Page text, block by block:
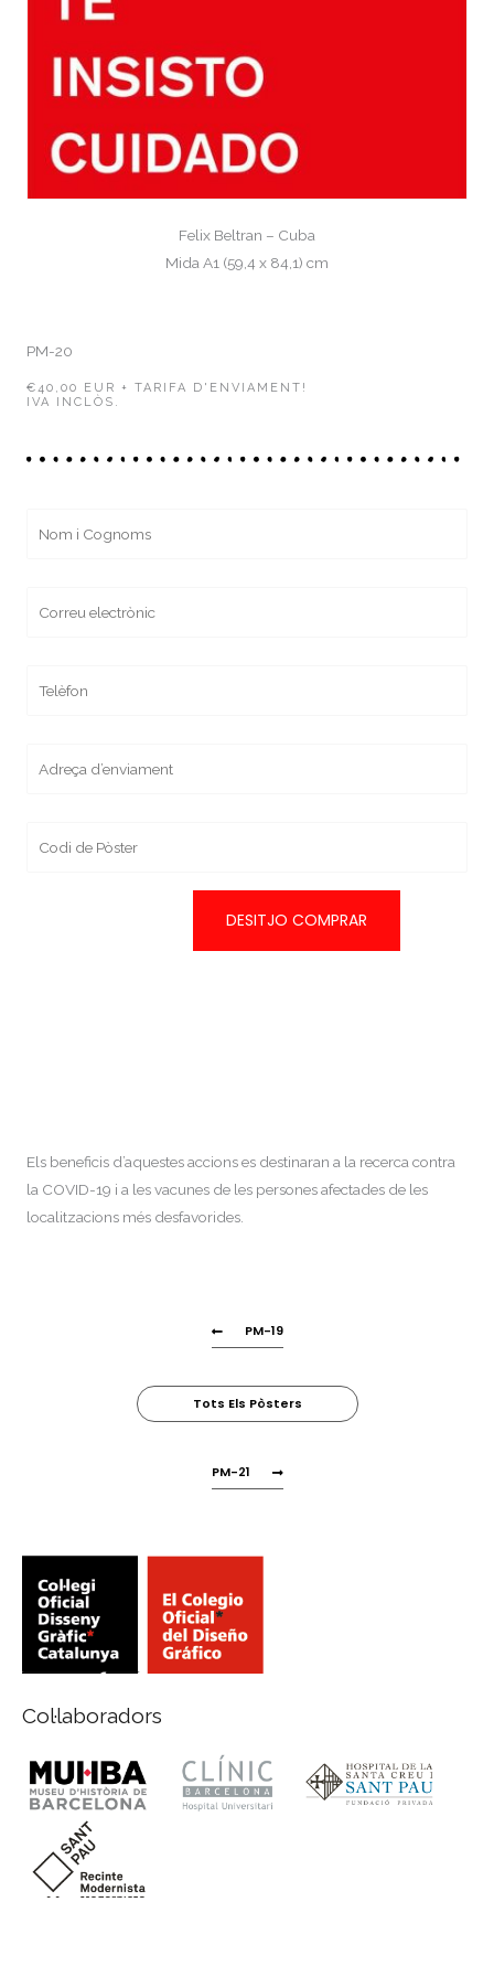
Felix Beltran – Cuba
Mida A1 (59,4 x 84,1) cm
PM-20
€40,00 EUR + TARIFA D'ENVIAMENT!
IVA INCLÒS.
Els beneficis d’aquestes accions es destinaran a la recerca contra
la COVID-19 i a les vacunes de les persones afectades de les
localitzacions més desfavorides.
PM-19
Tots Els Pòsters
PM-21
Col·laboradors